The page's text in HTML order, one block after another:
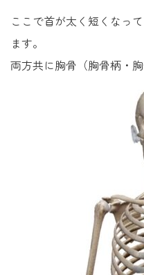
ここで首が太く短くなっ
ます。
両方共に胸骨（胸骨柄・